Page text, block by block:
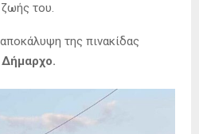
ζωής του.
της πινακίδας
Δήμαρχο.